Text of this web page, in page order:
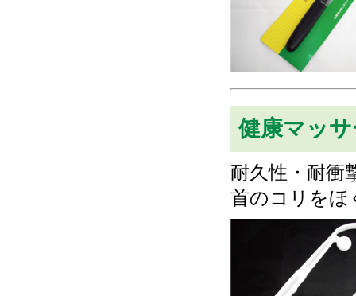
健康マッ
耐久性・耐衝
首のコリをほ